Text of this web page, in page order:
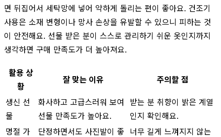
면 뒤집어서 세탁망에 넣어 약하게 돌리는 편이 좋아요. 건조기
사용은 소재 변형이나 망사 손상을 유발할 수 있으니 피하는 것
이 안전해요. 선물 받은 분이 스스로 관리하기 쉬운 옷인지까지
생각하면 구매 만족도가 더 높아져요.
활용 상
황
잘 맞는 이유 주의할 점
생신 선
물
화사하고 고급스러워 보여
선물 만족도가 높아요.
받는 분 취향이 밝은 계열
인지 확인해요.
명절 가
단정하면서도 사진발이 좋
너무 길게 느껴지지 않는